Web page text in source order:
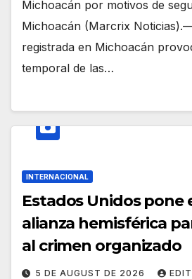
Michoacán por motivos de
Michoacán (Marcrix
registrada en Michoacán
temporal de las…
INTERNACIONAL
Estados Unidos pone
alianza hemisférica
al crimen organizado
5 DE AUGUST DE 2026